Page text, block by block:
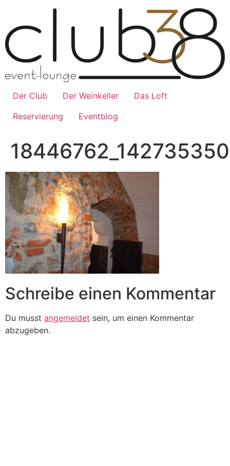
wechseln
Der Club Der Weinkeller
Das Loft
Reservierung
Eventblog
Schreibe einen Kommentar
Du musst angemeldet sein, um einen Kommentar
abzugeben.